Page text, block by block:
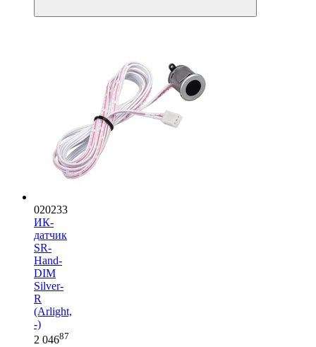
020233
ИК-
датчик
SR-
Hand-
DIM
Silver-
R
(Arlight,
-)
2 04687